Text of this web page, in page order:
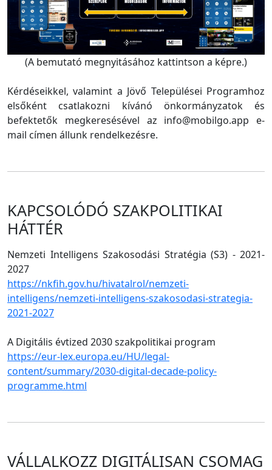
(A bemutató megnyitásához kattintson a képre.)
Kérdéseikkel, valamint a Jövő Települései Programhoz
elsőként csatlakozni kívánó önkormányzatok és
befektetők megkeresésével az info@mobilgo.app e-
mail címen állunk rendelkezésre.
KAPCSOLÓDÓ SZAKPOLITIKAI
HÁTTÉR
Nemzeti Intelligens Szakosodási Stratégia (S3) - 2021-
2027
https://nkfih.gov.hu/hivatalrol/nemzeti-
intelligens/nemzeti-intelligens-szakosodasi-strategia-
2021-2027
A Digitális évtized 2030 szakpolitikai program
https://eur-lex.europa.eu/HU/legal-
content/summary/2030-digital-decade-policy-
programme.html
VÁLLALKOZZ DIGITÁLISAN CSOMAG